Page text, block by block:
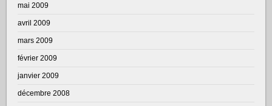
mai 2009
avril 2009
mars 2009
février 2009
janvier 2009
décembre 2008